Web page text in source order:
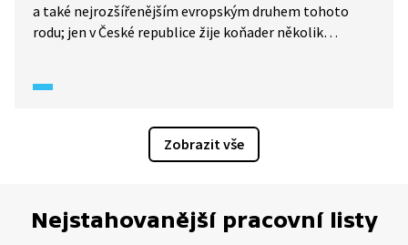
a také nejrozšířenějším evropským druhem tohoto
rodu; jen v České republice žije koňader několik
Zobrazit vše
Nejstahovanější pracovní listy